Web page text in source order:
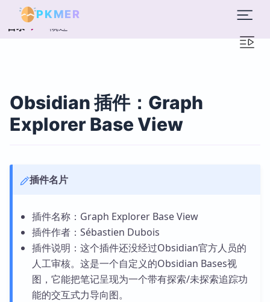
PKMER
目录 概述
Obsidian 插件：Graph
Explorer Base View
插件名片
插件名称：Graph Explorer Base View
插件作者：Sébastien Dubois
插件说明：这个插件还没经过Obsidian官方人员的
人工审核。这是一个自定义的Obsidian Bases视
图，它能把笔记呈现为一个带有探索/未探索追踪功
能的交互式力导向图。